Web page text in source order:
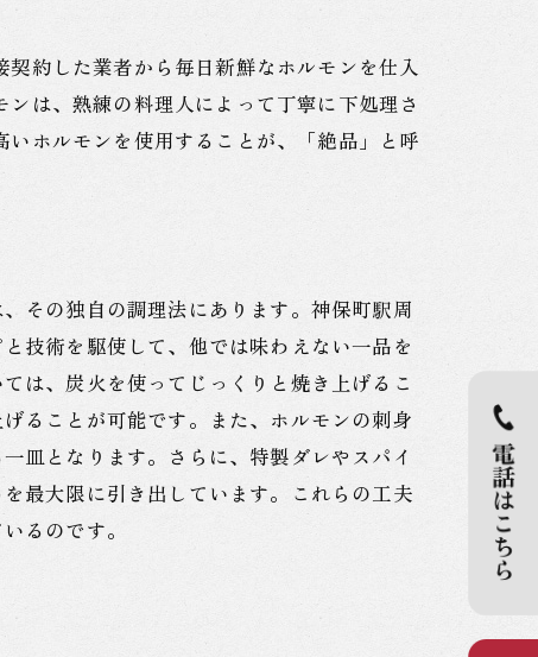
約した業者から毎日新鮮なホルモンを仕入
は、熟練の料理人によって丁寧に下処理さ
ホルモンを使用することが、「絶品」と呼
その独自の調理法にあります。神保町駅周
技術を駆使して、他では味わえない一品を
は、炭火を使ってじっくりと焼き上げるこ
ることが可能です。また、ホルモンの刺身
皿となります。さらに、特製ダレやスパイ
最大限に引き出しています。これらの工夫
るのです。